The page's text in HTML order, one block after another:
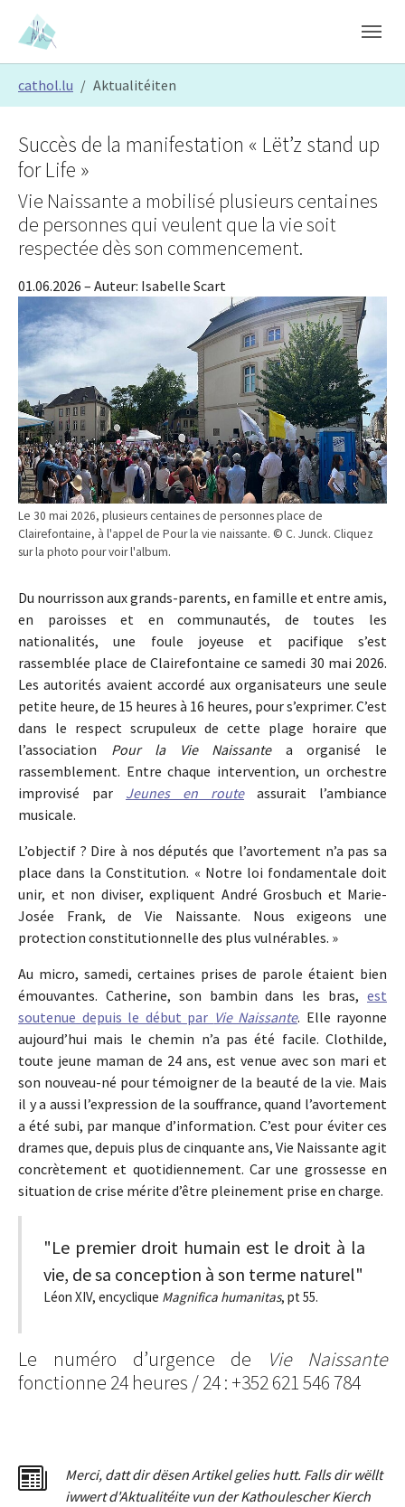
Skip to main content
Skip to page footer
cathol.lu Aktualitéiten
Le 30 mai 2026, plusieurs centaines de personnes place de
Clairefontaine, à l'appel de Pour la vie naissante. © C. Junck. Cliquez
sur la photo pour voir l'album.
Succès de la manifestation « Lët’z stand up
for Life »
Vie Naissante a mobilisé plusieurs centaines
de personnes qui veulent que la vie soit
respectée dès son commencement.
01.06.2026 – Auteur: Isabelle Scart
Du nourrisson aux grands-parents, en famille et entre amis,
en paroisses et en communautés, de toutes les
nationalités, une foule joyeuse et pacifique s’est
rassemblée place de Clairefontaine ce samedi 30 mai 2026.
Les autorités avaient accordé aux organisateurs une seule
petite heure, de 15 heures à 16 heures, pour s’exprimer. C’est
dans le respect scrupuleux de cette plage horaire que
l’association Pour la Vie Naissantea organisé le
rassemblement. Entre chaque intervention, un orchestre
improvisé par Jeunes en routeassurait l’ambiance
musicale.
L’objectif ? Dire à nos députés que l’avortement n’a pas sa
place dans la Constitution. « Notre loi fondamentale doit
unir, et non diviser, expliquent André Grosbuch et Marie-
Josée Frank, de Vie Naissante. Nous exigeons une
protection constitutionnelle des plus vulnérables. »
Au micro, samedi, certaines prises de parole étaient bien
émouvantes. Catherine, son bambin dans les bras, est
soutenue depuis le début par Vie Naissante. Elle rayonne
aujourd’hui mais le chemin n’a pas été facile. Clothilde,
toute jeune maman de 24 ans, est venue avec son mari et
son nouveau-né pour témoigner de la beauté de la vie. Mais
il y a aussi l’expression de la souffrance, quand l’avortement
a été subi, par manque d’information. C’est pour éviter ces
drames que, depuis plus de cinquante ans, Vie Naissante agit
concrètement et quotidiennement. Car une grossesse en
situation de crise mérite d’être pleinement prise en charge.
"Le premier droit humain est le droit à la
vie, de sa conception à son terme naturel"
Léon XIV, encyclique Magnifica humanitas, pt 55.
Le numéro d’urgence de
Vie Naissante
fonctionne 24 heures / 24 : +352 621 546 784
Merci, dattdir dësen Artikel gelies hutt. Falls dir wëllt
iwwert d'Aktualitéite vun der Kathoulescher Kierch